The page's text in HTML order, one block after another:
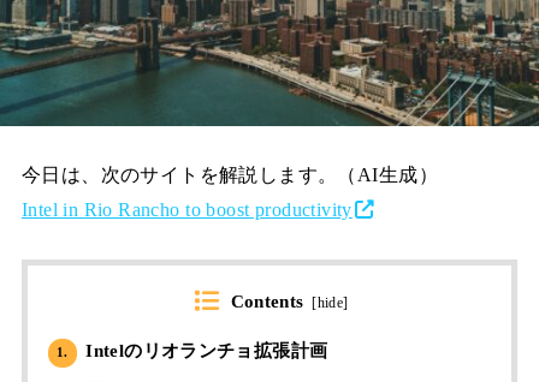
今日は、次のサイトを解説します。（AI生成）
Intel in Rio Rancho to boost productivity
Contents [hide]
1. Intelのリオランチョ拡張計画